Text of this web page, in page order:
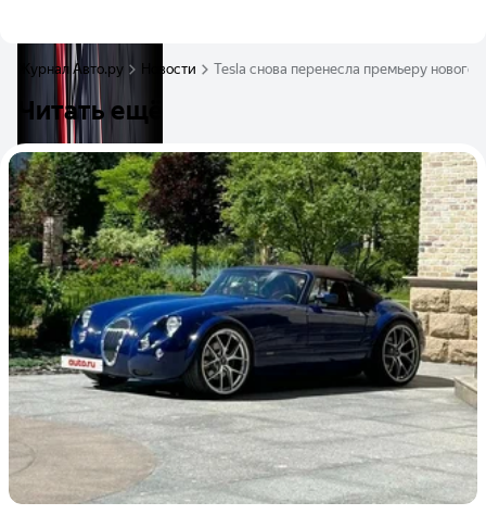
Журнал Авто.ру Новости Tesla снова перенесла премьеру нового
Читать ещё